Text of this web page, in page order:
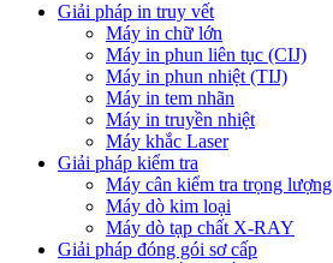
Giải pháp in truy vết
Máy in chữ lớn
Máy in phun liên tục (CIJ)
Máy in phun nhiệt (TIJ)
Máy in tem nhãn
Máy in truyền nhiệt
Máy khắc Laser
Giải pháp kiểm tra
Máy cân kiểm tra trọng lượng
Máy dò kim loại
Máy dò tạp chất X-RAY
Giải pháp đóng gói sơ cấp